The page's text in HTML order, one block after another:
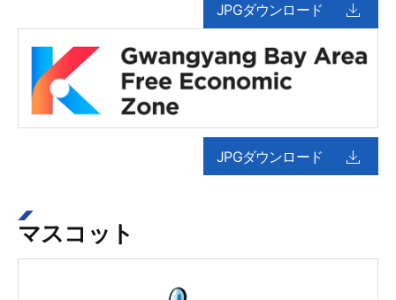
JPGダウンロード
JPGダウンロード
マスコット